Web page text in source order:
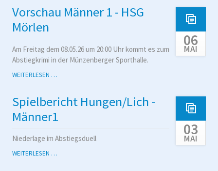
-
Vorschau Männer 1 - HSG
Mörlen
06
MAI
Am Freitag dem 08.05.26 um 20:00 Uhr kommt es zum
Abstiegkrimi in der Münzenberger Sporthalle.
WEITERLESEN …VORSCHAU
-
MÖRLEN
Spielbericht Hungen/Lich -
Männer1
03
MAI
Niederlage im Abstiegsduell
WEITERLESEN …SPIELBERICHT